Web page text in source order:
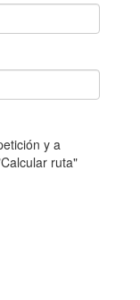
y a
ruta"